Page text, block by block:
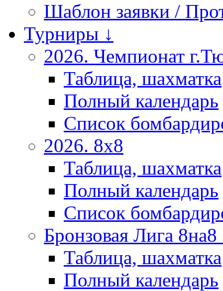
Шаблон заявки /
Турниры ↓
2026. Чемпионат
Таблица, шахматка
Полный календарь
Список
2026. 8х8
Таблица, шахматка
Полный календарь
Список
Бронзовая Лига
Таблица, шахматка
Полный календарь